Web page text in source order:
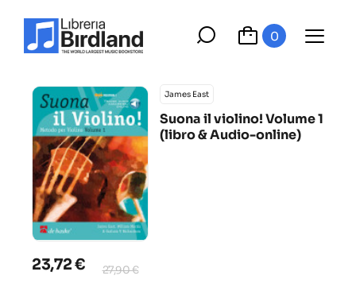
0
James East
Suona il violino! Volume 1
(libro & Audio-online)
23,72 € 27,90 €